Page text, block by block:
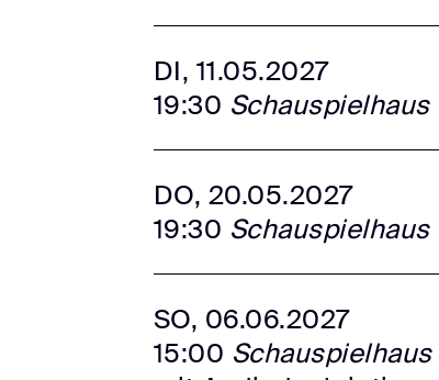
DI, 11.05.2027
19:30 Schauspielhaus
DO, 20.05.2027
19:30 Schauspielhaus
SO, 06.06.2027
15:00 Schauspielhaus